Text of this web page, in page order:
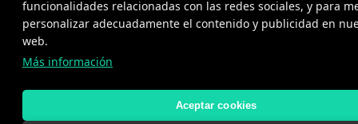
funcionalidades relacionadas con las redes sociales, y para
personalizar adecuadamente el contenido y publicidad en
web.
Más información
Aceptar cookies